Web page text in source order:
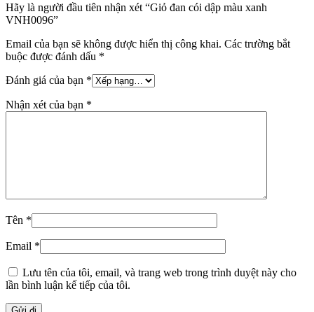
Hãy là người đầu tiên nhận xét “Giỏ đan cói dập màu xanh
VNH0096”
Email của bạn sẽ không được hiển thị công khai. Các trường bắt
buộc được đánh dấu *
Đánh giá của bạn *
Nhận xét của bạn *
Tên *
Email *
Lưu tên của tôi, email, và trang web trong trình duyệt này cho
lần bình luận kế tiếp của tôi.